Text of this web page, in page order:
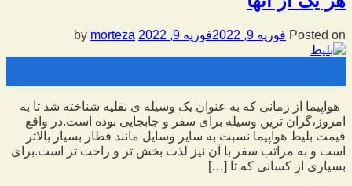
Posted on فوریه 9, 2022 فوریه 9, 2022 morteza
هواپیما از زمانی که به عنوان یک وسیله ی نقلیه شناخته شد تا به
امروز،گران ترین وسیله برای سفر و جابجایی بوده است.در واقع
قیمت بلیط هواپیما نسبت به سایر وسایل مانند قطار بسیار بالاتر
است و به مراتب سفر با آن نیز لذت بخش تر و راحت تر است.برای
بسیاری از کسانی که تا […]